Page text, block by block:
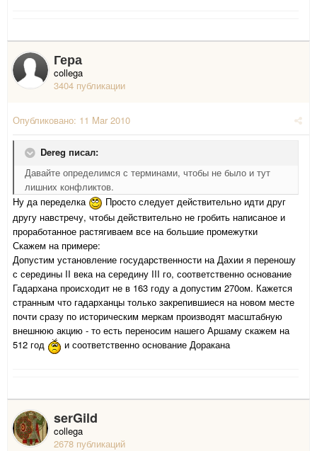
Гера
collega
3404 публикации
Опубликовано: 11 Mar 2010
Dereg писал:
Давайте определимся с терминами, чтобы не было и тут
лишних конфликтов.
Ну да переделка
Просто следует действительно идти друг
другу навстречу, чтобы действительно не гробить написаное и
проработанное растягиваем все на большие промежутки
Скажем на примере:
Допустим установление государственности на Дахии я переношу
с середины II века на середину III го, соответственно основание
Гадархана происходит не в 163 году а допустим 270ом. Кажется
странным что гадарханцы только закрепившиеся на новом месте
почти сразу по историческим меркам производят масштабную
внешнюю акцию - то есть переносим нашего Аршаму скажем на
512 год
и соответственно основание Доракана
serGild
collega
2678 публикаций